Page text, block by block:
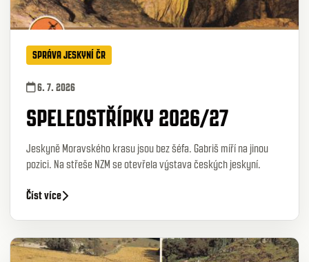
SPRÁVA JESKYNÍ ČR
6. 7. 2026
SPELEOSTŘÍPKY 2026/27
Jeskyně Moravského krasu jsou bez šéfa. Gabriš míří na jinou
pozici. Na střeše NZM se otevřela výstava českých jeskyní.
Číst více